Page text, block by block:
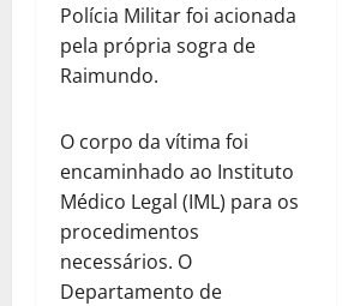
Polícia Militar foi acionada
pela própria sogra de
Raimundo.
O corpo da vítima foi
encaminhado ao Instituto
Médico Legal (IML) para os
procedimentos
necessários. O
Departamento de